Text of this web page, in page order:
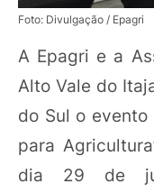
Foto: Divulgação / Epagri
A Epagri e a
Alto Vale do
do Sul o evento
para
dia 29 de